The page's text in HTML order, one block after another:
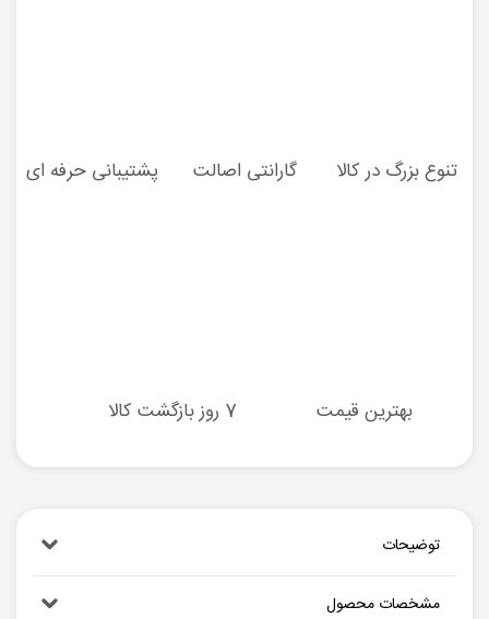
تنوع بزرگ در کالا گارانتی اصالت پشتیبانی حرفه ای
بهترین قیمت 7 روز بازگشت کالا
توضیحات
مشخصات محصول